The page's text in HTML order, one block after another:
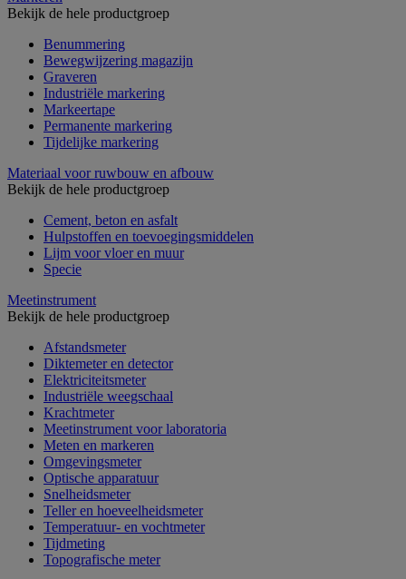
Bekijk de hele productgroep
Benummering
Bewegwijzering magazijn
Graveren
Industriële markering
Markeertape
Permanente markering
Tijdelijke markering
Materiaal voor ruwbouw en afbouw
Bekijk de hele productgroep
Cement, beton en asfalt
Hulpstoffen en toevoegingsmiddelen
Lijm voor vloer en muur
Specie
Meetinstrument
Bekijk de hele productgroep
Afstandsmeter
Diktemeter en detector
Elektriciteitsmeter
Industriële weegschaal
Krachtmeter
Meetinstrument voor laboratoria
Meten en markeren
Omgevingsmeter
Optische apparatuur
Snelheidsmeter
Teller en hoeveelheidsmeter
Temperatuur- en vochtmeter
Tijdmeting
Topografische meter